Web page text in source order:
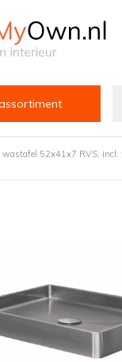
wastafel 52x41x7 RVS,